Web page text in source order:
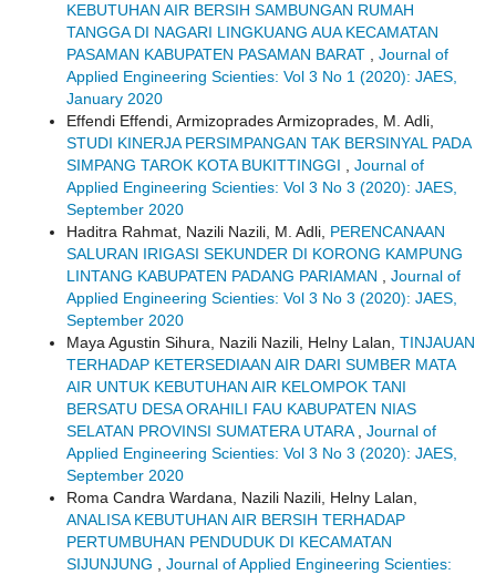
KEBUTUHAN AIR BERSIH SAMBUNGAN RUMAH
TANGGA DI NAGARI LINGKUANG AUA KECAMATAN
PASAMAN KABUPATEN PASAMAN BARAT
Journal of
Applied Engineering Scienties: Vol 3 No 1 (2020): JAES,
January 2020
Effendi Effendi, Armizoprades Armizoprades, M. Adli,
STUDI KINERJA PERSIMPANGAN TAK BERSINYAL PADA
SIMPANG TAROK KOTA BUKITTINGGI
Journal of
Applied Engineering Scienties: Vol 3 No 3 (2020): JAES,
September 2020
Haditra Rahmat, Nazili Nazili, M. Adli, PERENCANAAN
SALURAN IRIGASI SEKUNDER DI KORONG KAMPUNG
LINTANG KABUPATEN PADANG PARIAMAN
Journal of
Applied Engineering Scienties: Vol 3 No 3 (2020): JAES,
September 2020
Maya Agustin Sihura, Nazili Nazili, Helny Lalan, TINJAUAN
TERHADAP KETERSEDIAAN AIR DARI SUMBER MATA
AIR UNTUK KEBUTUHAN AIR KELOMPOK TANI
BERSATU DESA ORAHILI FAU KABUPATEN NIAS
SELATAN PROVINSI SUMATERA UTARA
Journal of
Applied Engineering Scienties: Vol 3 No 3 (2020): JAES,
September 2020
Roma Candra Wardana, Nazili Nazili, Helny Lalan,
ANALISA KEBUTUHAN AIR BERSIH TERHADAP
PERTUMBUHAN PENDUDUK DI KECAMATAN
SIJUNJUNG
Journal of Applied Engineering Scienties: